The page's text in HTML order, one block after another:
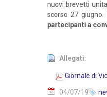
nuovi brevetti
scorso 27 giugno.
partecipanti a
Allegati:
Giornale di
04/07/19